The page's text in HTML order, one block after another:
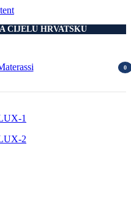
CIJELU HRVATSKU
0